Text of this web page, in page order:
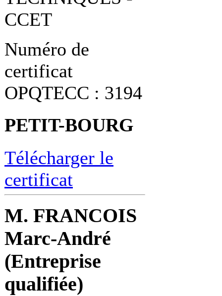
CCET
Numéro de
certificat
OPQTECC : 3194
PETIT-BOURG
Télécharger le
certificat
M. FRANCOIS
Marc-André
(Entreprise
qualifiée)